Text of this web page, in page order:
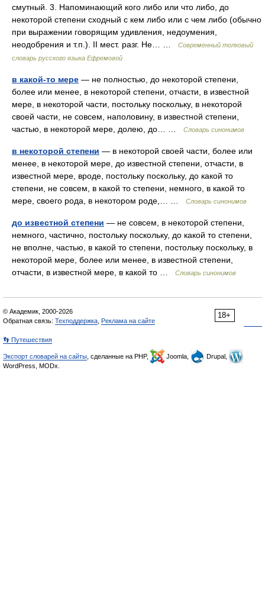
смутный. 3. Напоминающий кого либо или что либо, до
некоторой степени сходный с кем либо или с чем либо (обычно
при выражении говорящим удивления, недоумения,
неодобрения и т.п.). II мест. разг. Не… …
Современный толковый
словарь русского языка Ефремовой
в какой-то мере — не полностью, до некоторой степени,
более или менее, в некоторой степени, отчасти, в известной
мере, в некоторой части, постольку поскольку, в некоторой
своей части, не совсем, наполовину, в известной степени,
частью, в некоторой мере, долею, до… …
Словарь синонимов
в некоторой степени — в некоторой своей части, более или
менее, в некоторой мере, до известной степени, отчасти, в
известной мере, вроде, постольку поскольку, до какой то
степени, не совсем, в какой то степени, немного, в какой то
мере, своего рода, в некотором роде,… …
Словарь синонимов
до известной степени — не совсем, в некоторой степени,
немного, частично, постольку поскольку, до какой то степени,
не вполне, частью, в какой то степени, постольку поскольку, в
некоторой мере, более или менее, в известной степени,
отчасти, в известной мере, в какой то …
Словарь синонимов
18+
© Академик, 2000-2026
Обратная связь: Техподдержка Реклама на сайте
👣 Путешествия
Экспорт словарей на сайты , сделанные на PHP, Joomla,
Drupal,
WordPress, MODx.